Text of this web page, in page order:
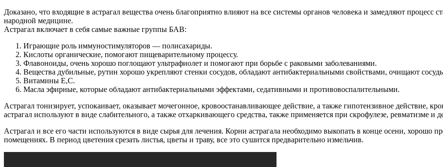
Доказано, что входящие в астрагал вещества очень благоприятно влияют на все системы органов человека и замедляют процесс
народной медицине.
Астрагал включает в себя самые важные группы БАВ:
Играющие роль иммуностимуляторов — полисахариды.
Кислоты органические, помогают пищеварительному процессу.
Флавоноиды, очень хорошо поглощают ультрафиолет и помогают при борьбе с раковыми заболеваниями.
Вещества дубильные, рутин хорошо укрепляют стенки сосудов, обладают антибактериальными свойствами, очищают
Витамины Е,С.
Масла эфирные, которые обладают антибактериальными эффектами, седативными и противовоспалительными.
Астрагал тонизирует, успокаивает, оказывает мочегонное, кровоостанавливающее действие, а также гипотензивное действие,
астрагал используют в виде слабительного, а также отхаркивающего средства, также применяется при скрофулезе, ревматизме и
Астрагал и все его части используются в виде сырья для лечения. Корни астрагала необходимо выкопать в конце осени,
помещениях. В период цветения срезать листья, цветы и траву, все это сушится предварительно измельчив.